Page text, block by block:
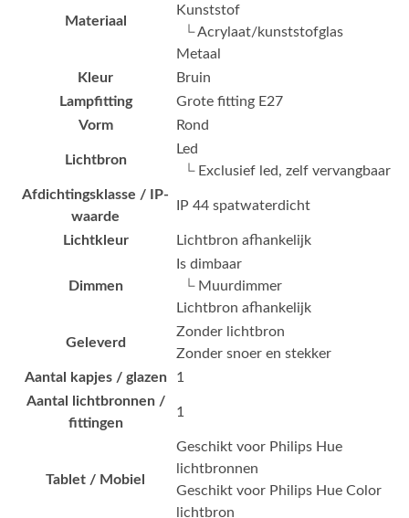
Materiaal
Kunststof
└ Acrylaat/kunststofglas
Metaal
Kleur
Bruin
Lampfitting
Grote fitting E27
Vorm
Rond
Lichtbron
Led
└ Exclusief led, zelf vervangbaar
Afdichtingsklasse / IP-
waarde
IP 44 spatwaterdicht
Lichtkleur Lichtbron afhankelijk
Dimmen
Is dimbaar
└ Muurdimmer
Lichtbron afhankelijk
Geleverd
Zonder lichtbron
Zonder snoer en stekker
Aantal kapjes / glazen
1
Aantal lichtbronnen /
fittingen
1
Tablet / Mobiel
Geschikt voor Philips Hue
lichtbronnen
Geschikt voor Philips Hue Color
lichtbron